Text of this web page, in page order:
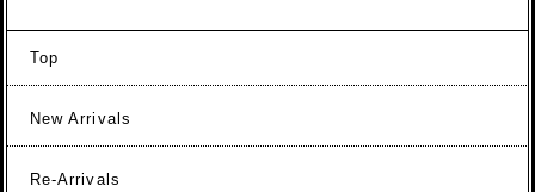
Top
New Arrivals
Re-Arrivals